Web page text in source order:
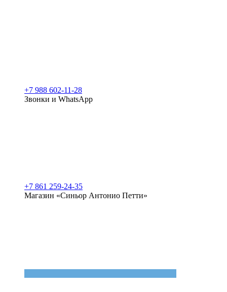
+7 988 602-11-28
Звонки и WhatsApp
+7 861 259-24-35
Магазин «Синьор Антонио Петти»